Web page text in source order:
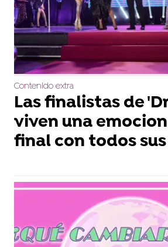
Contenido extra
Las finalistas de
viven una
final con todos